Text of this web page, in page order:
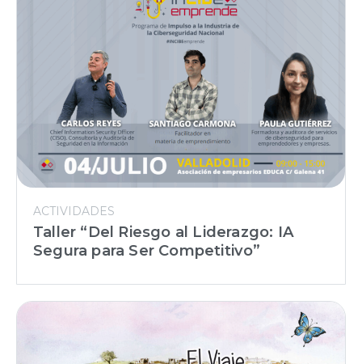
ACTIVIDADES
Taller “Del Riesgo al Liderazgo: IA
Segura para Ser Competitivo”